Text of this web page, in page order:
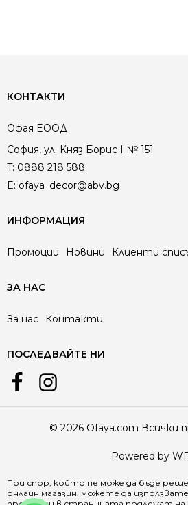
КОНТАКТИ
Офая EООД
София, ул. Княз Борис I № 151
T: 0888 218 588
E: ofaya_decor@abv.bg
ИНФОРМАЦИЯ
Промоции Новини Клиенти
ЗА НАС
За нас Контакти
ПОСЛЕДВАЙТЕ НИ
© 2026 Ofaya.com Всички
Powered by
При спор, който не може да бъде
онлайн магазин, можете да